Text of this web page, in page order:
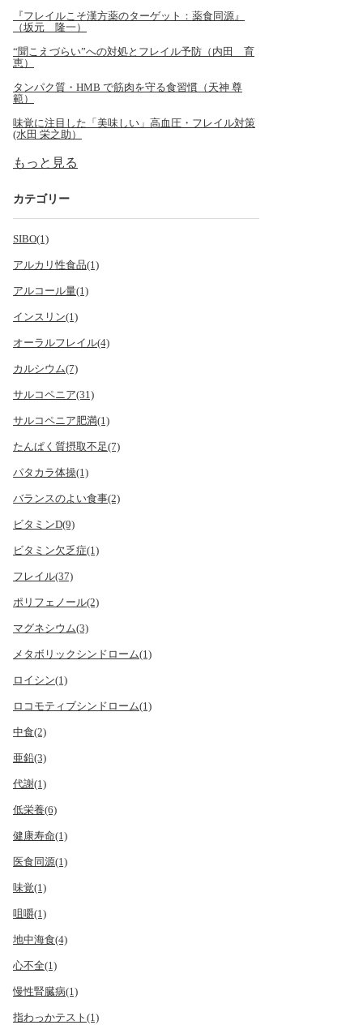
『フレイルこそ漢方薬のターゲット：薬食同源』
（坂元 隆一）
“聞こえづらい”への対処とフレイル予防（内田 育
恵）
タンパク質・HMB で筋肉を守る食習慣（天神 尊
範）
味覚に注目した「美味しい」高血圧・フレイル対策
(水田 栄之助）
もっと見る
カテゴリー
SIBO(1)
アルカリ性食品(1)
アルコール量(1)
インスリン(1)
オーラルフレイル(4)
カルシウム(7)
サルコペニア(31)
サルコペニア肥満(1)
たんぱく質摂取不足(7)
パタカラ体操(1)
バランスのよい食事(2)
ビタミンD(9)
ビタミン欠乏症(1)
フレイル(37)
ポリフェノール(2)
マグネシウム(3)
メタボリックシンドローム(1)
ロイシン(1)
ロコモティブシンドローム(1)
中食(2)
亜鉛(3)
代謝(1)
低栄養(6)
健康寿命(1)
医食同源(1)
味覚(1)
咀嚼(1)
地中海食(4)
心不全(1)
慢性腎臓病(1)
指わっかテスト(1)